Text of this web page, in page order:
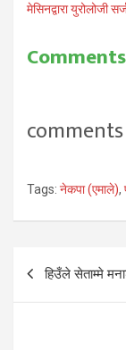
मेसिनद्वारा युरोलोजी
Comments
comments
Tags: नेकपा (एमाले),
Post
navigation
हिउँले सेताम्मे